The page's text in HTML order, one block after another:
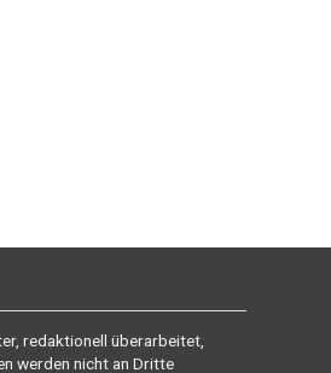
redaktionell überarbeitet,
werden nicht an Dritte